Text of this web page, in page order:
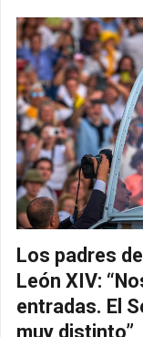
Los padres
León XIV:
entradas. El
muy distinto”